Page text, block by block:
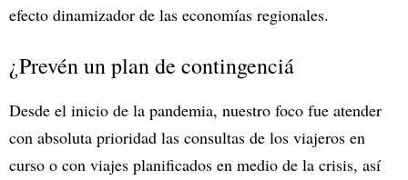
efecto dinamizador de las economías regionales.
¿Prevén un plan de contingenciá
Desde el inicio de la pandemia, nuestro foco fue atender
con absoluta prioridad las consultas de los viajeros en
curso o con viajes planificados en medio de la crisis, así